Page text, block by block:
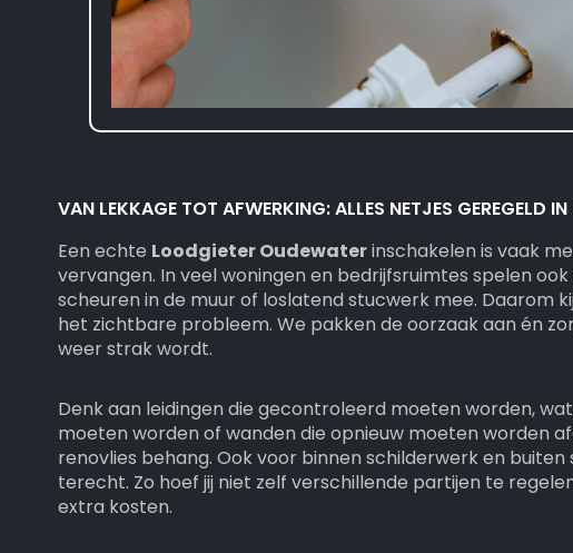
VAN LEKKAGE TOT AFWERKING: ALLES NETJES GEREGELD
Een echte Loodgieter Oudewaterinschakelen is vaak
vervangen. In veel woningen en bedrijfsruimtes spelen
scheuren in de muur of loslatend stucwerk mee. Daarom
het zichtbare probleem. We pakken de oorzaak aan én
weer strak wordt.
Denk aan leidingen die gecontroleerd moeten worden,
moeten worden of wanden die opnieuw moeten worden
renovlies behang. Ook voor binnen schilderwerk en buiten
terecht. Zo hoef jij niet zelf verschillende partijen te
extra kosten.